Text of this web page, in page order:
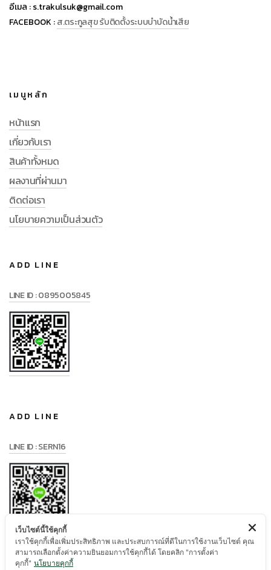
อีเมล :s.trakulsuk@gmail.com
FACEBOOK :ส.ตระกูลสุข รับติดตั้งระบบบำบัดน้ำเสีย
เมนูหลัก
หน้าแรก
เกี่ยวกับเรา
สินค้าทั้งหมด
ผลงานที่ผ่านมา
ติดต่อเรา
นโยบายความเป็นส่วนตัว
ADD LINE
LINE ID : 0895005845
ADD LINE
LINE ID : SERN16
เว็บไซต์นี้ใช้คุกกี้
เราใช้คุกกี้เพื่อเพิ่มประสิทธิภาพ และประสบการณ์ที่ดีในการใช้งานเว็บไซต์ คุณ
สามารถเลือกตั้งค่าความยินยอมการใช้คุกกี้ได้ โดยคลิก "การตั้งค่า
คุกกี้" นโยบายคุกกี้